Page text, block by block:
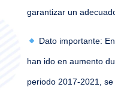
garantizar un
Dato importante:
han ido en aumento
periodo 2017-2021,